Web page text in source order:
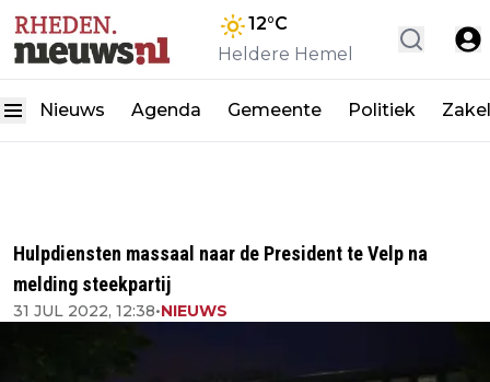
12°C
Heldere Hemel
Nieuws Agenda Gemeente Politiek
Hulpdiensten massaal naar de President te Velp na
melding steekpartij
31 JUL 2022, 12:38•NIEUWS